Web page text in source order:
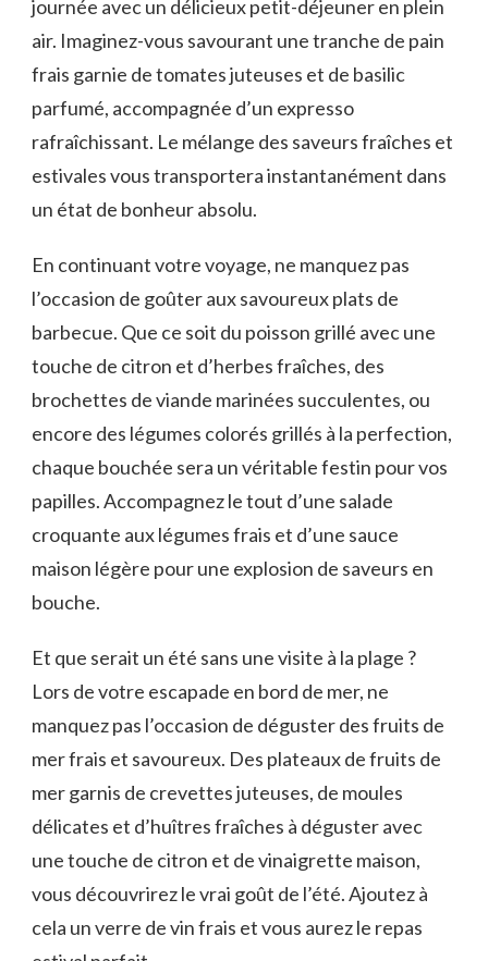
journée avec un délicieux ‍petit-déjeuner ⁢en plein
air. ‍Imaginez-vous savourant‍ une tranche de‍ pain
frais garnie de tomates juteuses et de⁤ basilic
parfumé,‌ accompagnée d’un expresso
rafraîchissant. Le mélange des saveurs fraîches et
estivales vous transportera instantanément dans
⁣un état de bonheur absolu.
En‌ continuant votre voyage, ne manquez pas
l’occasion de goûter aux savoureux plats de ​
barbecue. Que‍ ce soit du poisson grillé avec une
‌touche ‌de citron et d’herbes fraîches, ⁤des
brochettes ‌de viande⁢ marinées succulentes, ou
⁤encore des ​légumes colorés grillés à la ‍perfection,
chaque bouchée sera un véritable festin pour vos
papilles. Accompagnez le tout d’une salade
croquante aux légumes frais et d’une‍ sauce
maison ‌légère pour une explosion⁢ de saveurs ‌en
bouche.
Et que serait⁢ un⁤ été sans une visite ​à la plage ?
Lors de votre escapade en ⁣bord de mer, ne
manquez pas l’occasion de déguster des fruits de
mer frais et savoureux. Des plateaux‌ de fruits de
mer garnis ⁣de crevettes juteuses, de moules
délicates ⁤et d’huîtres fraîches ‍à déguster avec
une touche de ⁤citron et de ‍vinaigrette ‍maison,
vous découvrirez le vrai goût⁣ de l’été. Ajoutez à⁣
cela un⁤ verre de vin frais⁢ et vous aurez le ‍repas